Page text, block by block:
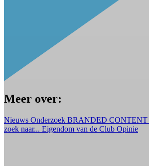
Meer over:
Nieuws Onderzoek BRANDED CONTENT
zoek naar... Eigendom van de Club Opinie